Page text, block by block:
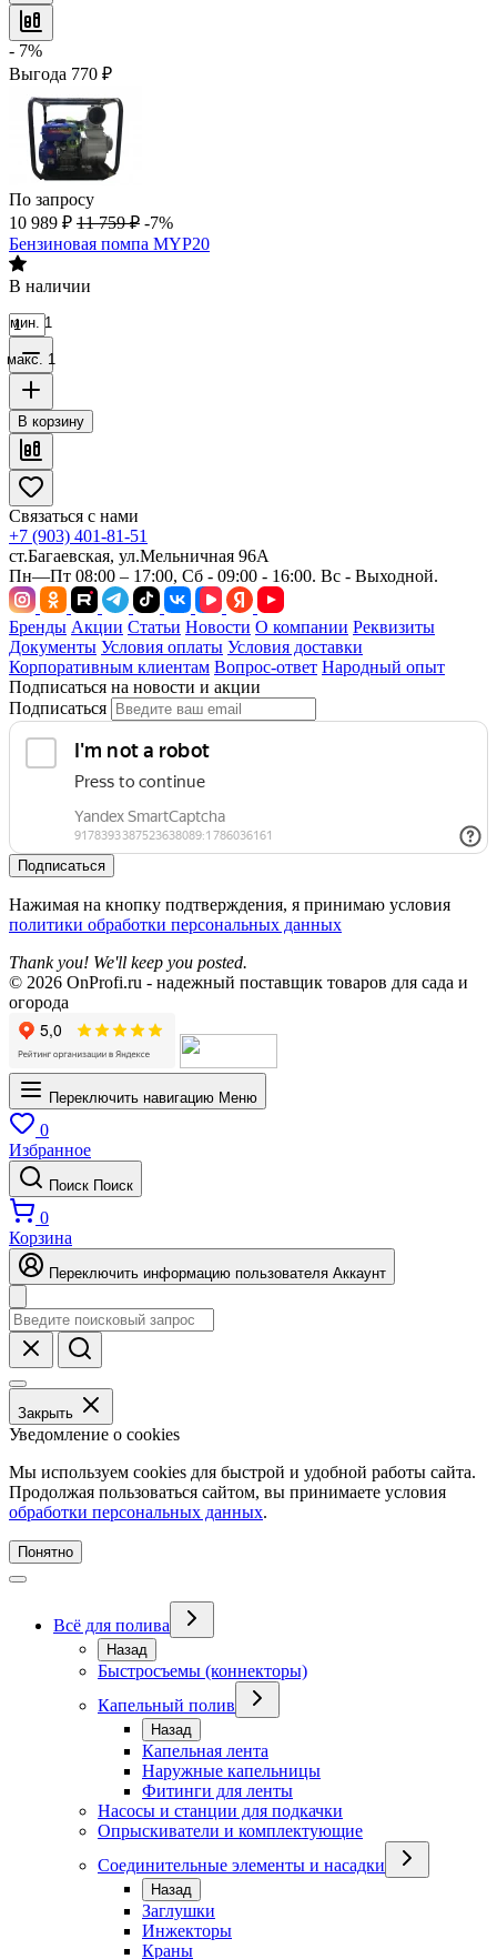
- 7%
Выгода 770 ₽
По запросу
10 989 ₽ 11 759 ₽ -7%
Бензиновая помпа MYP20
В наличии
мин. 1
макс. 1
В корзину
Связаться с нами
+7 (903) 401-81-51
ст.Багаевская, ул.Мельничная 96А
Пн—Пт 08:00 – 17:00, Сб - 09:00 - 16:00. Вс - Выходной.
Бренды Акции Статьи Новости О компании Реквизиты
Документы Условия оплаты Условия доставки
Корпоративным клиентам Вопрос-ответ Народный опыт
Подписаться на новости и акции
Подписаться
Подписаться
Нажимая на кнопку подтверждения, я принимаю условия
политики обработки персональных данных
Thank you! We'll keep you posted.
© 2026 OnProfi.ru - надежный поставщик товаров для сада и
огорода
Переключить навигацию Меню
0
Избранное
Поиск Поиск
0
Корзина
Переключить информацию пользователя Аккаунт
Закрыть
Уведомление о cookies
Мы используем cookies для быстрой и удобной работы сайта.
Продолжая пользоваться сайтом, вы принимаете условия
обработки персональных данных.
Понятно
Всё для полива
Назад
Быстросъемы (коннекторы)
Капельный полив
Назад
Капельная лента
Наружные капельницы
Фитинги для ленты
Насосы и станции для подкачки
Опрыскиватели и комплектующие
Соединительные элементы и насадки
Назад
Заглушки
Инжекторы
Краны